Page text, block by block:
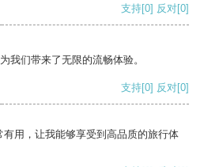
支持[0] 反对[0]
我们带来了无限的流畅体验。
支持[0] 反对[0]
用，让我能够享受到高品质的旅行体